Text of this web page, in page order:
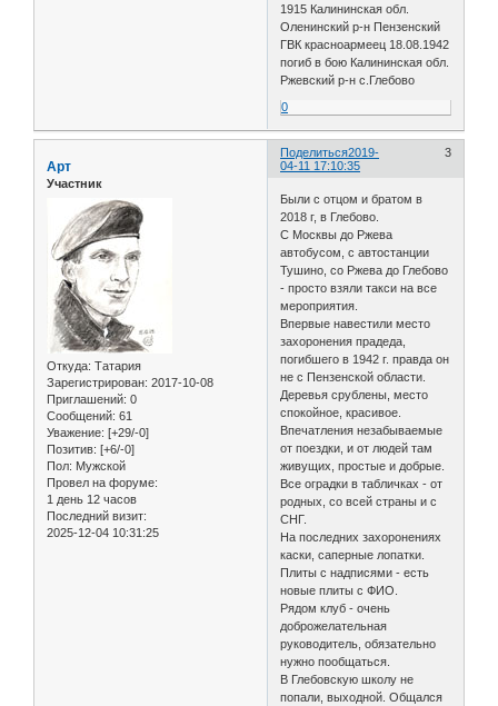
1915 Калининская обл.
Оленинский р-н Пензенский
ГВК красноармеец 18.08.1942
погиб в бою Калининская обл.
Ржевский р-н с.Глебово
0
Поделиться 3
2019-
04-11 17:10:35
Арт
Участник
Откуда: Татария
Зарегистрирован: 2017-10-08
Приглашений: 0
Сообщений: 61
Уважение: [+29/-0]
Позитив: [+6/-0]
Пол: Мужской
Провел на форуме:
1 день 12 часов
Последний визит:
2025-12-04 10:31:25
Были с отцом и братом в
2018 г, в Глебово.
С Москвы до Ржева
автобусом, с автостанции
Тушино, со Ржева до Глебово
- просто взяли такси на все
мероприятия.
Впервые навестили место
захоронения прадеда,
погибшего в 1942 г. правда он
не с Пензенской области.
Деревья срублены, место
спокойное, красивое.
Впечатления незабываемые
от поездки, и от людей там
живущих, простые и добрые.
Все оградки в табличках - от
родных, со всей страны и с
СНГ.
На последних захоронениях
каски, саперные лопатки.
Плиты с надписями - есть
новые плиты с ФИО.
Рядом клуб - очень
доброжелательная
руководитель, обязательно
нужно пообщаться.
В Глебовскую школу не
попали, выходной. Общался